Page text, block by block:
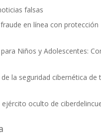
falsas
en línea con protección
Niños y Adolescentes:
la seguridad cibernética de
oculto de